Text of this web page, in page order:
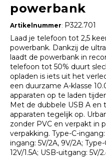
powerbank
Artikelnummer: P322.701
Laad je telefoon tot 2,5
powerbank. Dankzij de
laadt de powerbank in
telefoon tot 50% duurt
opladen is iets uit het
een duurzame A-klasse
apparaten op te laden
Met de dubbele USB A en
apparaten tegelijk op.
zonder PVC en verpakt in
verpakking. Type-C-
ingang: 5V/2A, 9V/2A;
12V/1.5A; USB-uitgang: 5V/